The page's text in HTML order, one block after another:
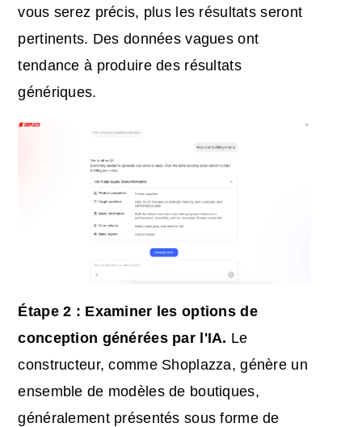
vous serez précis, plus les résultats seront
pertinents. Des données vagues ont
tendance à produire des résultats
génériques.
Étape 2 : Examiner les options de
conception générées par l'IA. Le
constructeur, comme Shoplazza, génère un
ensemble de modèles de boutiques,
généralement présentés sous forme de